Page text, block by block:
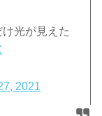
光が見えた
2021